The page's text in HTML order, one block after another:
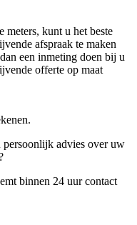
meters, kunt u het beste
afspraak te maken
een inmeting doen bij u
offerte op maat
advies over uw
binnen 24 uur contact